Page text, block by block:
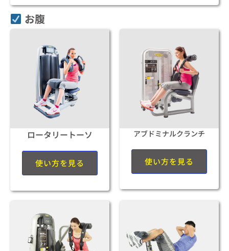
お腹
ロータリートーソ
使い方を見る
アブドミナルクランチ
使い方を見る